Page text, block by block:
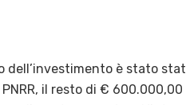
dell’investimento è stato
il resto di €